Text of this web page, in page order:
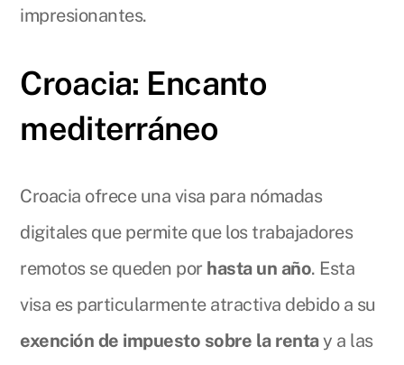
impresionantes.
Croacia: Encanto
mediterráneo
Croacia ofrece una visa para nómadas
digitales que permite que los trabajadores
remotos se queden por hasta un año. Esta
visa es particularmente atractiva debido a su
exención de impuesto sobre la rentay a las